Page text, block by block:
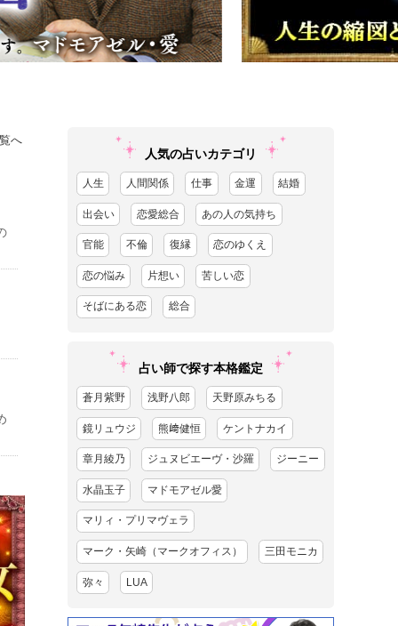
へ
人気の占いカテゴリ
人生 人間関係 仕事 金運 結婚
出会い 恋愛総合 あの人の気持ち
官能 不倫 復縁 恋のゆくえ
恋の悩み 片想い 苦しい恋
そばにある恋 総合
占い師で探す本格鑑定
蒼月紫野 浅野八郎 天野原みちる
鏡リュウジ 熊﨑健恒 ケントナカイ
章月綾乃 ジュヌビエーヴ・沙羅 ジーニー
水晶玉子 マドモアゼル愛
マリィ・プリマヴェラ
マーク・矢崎（マークオフィス） 三田モニカ
弥々 LUA